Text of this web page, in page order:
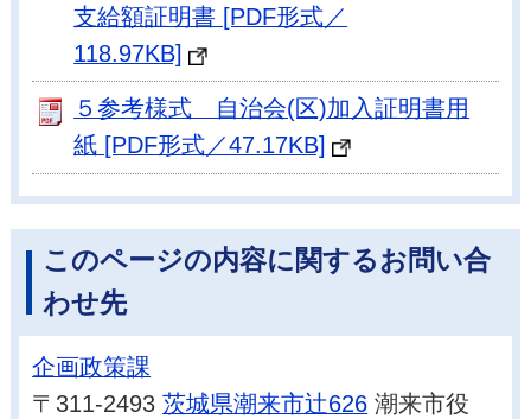
支給額証明書 [PDF形式／
118.97KB]
５参考様式 自治会(区)加入証明書用
紙 [PDF形式／47.17KB]
このページの内容に関するお問い合
わせ先
企画政策課
〒311-2493茨城県潮来市辻626 潮来市役